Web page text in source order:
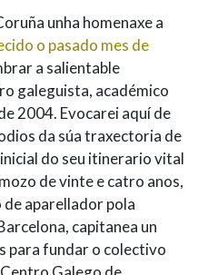
MUSEO EMILIA PARDO
HOMENAXEADAS
DAS LETRAS
DAS PALABRAS
unha homenaxe a
o pasado mes de
a salientable
galeguista, académico
2004. Evocarei aquí de
da súa traxectoria de
do seu itinerario vital
de vinte e catro anos,
aparellador pola
capitanea un
para fundar o colectivo